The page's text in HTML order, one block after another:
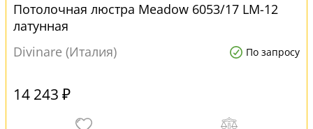
Потолочная люстра Meadow 6053/17 LM-12
латунная
Divinare (Италия)
По запросу
14 243 ₽